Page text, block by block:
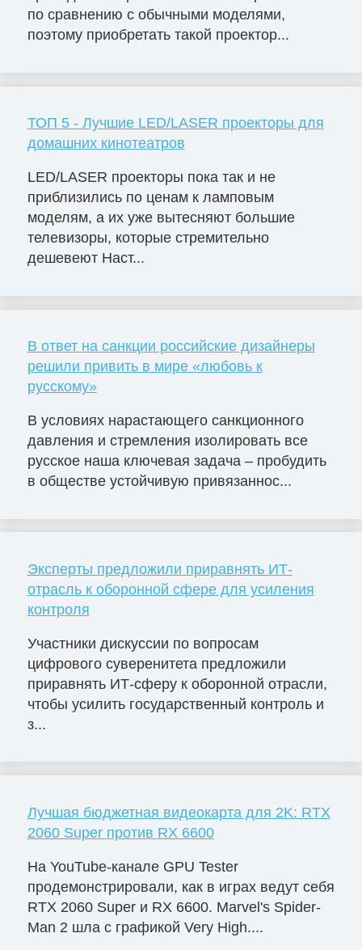
по сравнению с обычными моделями,
поэтому приобретать такой проектор...
ТОП 5 - Лучшие LED/LASER проекторы для
домашних кинотеатров
LED/LASER проекторы пока так и не
приблизились по ценам к ламповым
моделям, а их уже вытесняют большие
телевизоры, которые стремительно
дешевеют Наст...
В ответ на санкции российские дизайнеры
решили привить в мире «любовь к
русскому»
В условиях нарастающего санкционного
давления и стремления изолировать все
русское наша ключевая задача – пробудить
в обществе устойчивую привязаннос...
Эксперты предложили приравнять ИТ-
отрасль к оборонной сфере для усиления
контроля
Участники дискуссии по вопросам
цифрового суверенитета предложили
приравнять ИТ-сферу к оборонной отрасли,
чтобы усилить государственный контроль и
з...
Лучшая бюджетная видеокарта для 2K: RTX
2060 Super против RX 6600
На YouTube-канале GPU Tester
продемонстрировали, как в играх ведут себя
RTX 2060 Super и RX 6600. Marvel's Spider-
Man 2 шла с графикой Very High....